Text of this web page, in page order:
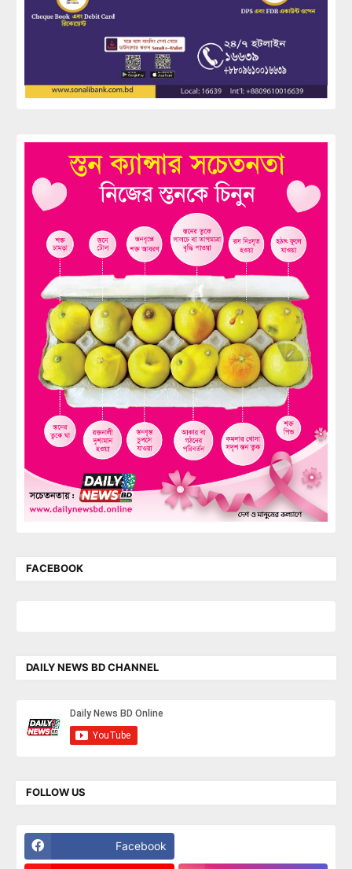
FACEBOOK
DAILY NEWS BD CHANNEL
FOLLOW US
Facebook